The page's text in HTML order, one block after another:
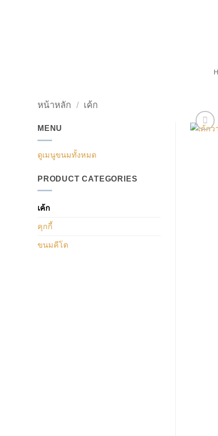
หน้าหลัก / เค้ก
MENU
ดูเมนูขนมทั้งหมด
PRODUCT CATEGORIES
เค้ก
คุกกี้
ขนมคีโต